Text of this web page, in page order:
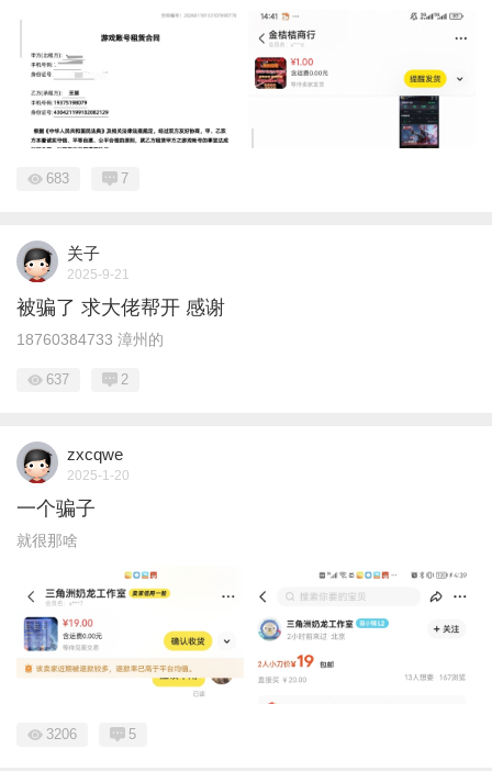
683 7
关子
2025-9-21
被骗了 求大佬帮开 感谢
18760384733 漳州的
637 2
zxcqwe
2025-1-20
一个骗子
就很那啥
3206 5